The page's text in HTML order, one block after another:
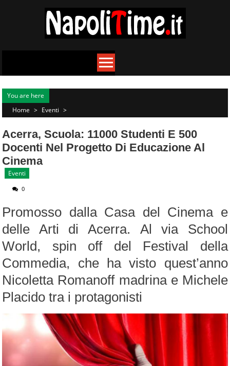
You are here
Home > Eventi >
Acerra, Scuola: 11000 Studenti E 500
Docenti Nel Progetto Di Educazione Al
Cinema
Eventi
0
Promosso dalla Casa del Cinema e
delle Arti di Acerra. Al via School
World, spin off del Festival della
Commedia, che ha visto quest’anno
Nicoletta Romanoff madrina e Michele
Placido tra i protagonisti